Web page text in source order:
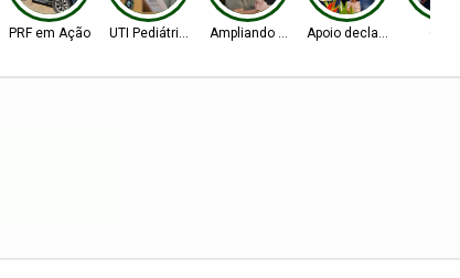
PRF em Ação UTI Pediátrica Ampliando as basesApoio declarado